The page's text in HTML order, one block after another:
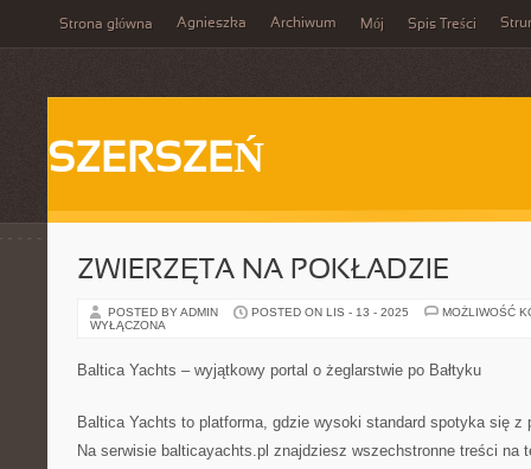
Strona główna Agnieszka Archiwum Mój Spis Treści
SZERSZEŃ
ZWIERZĘTA NA POKŁADZIE
POSTED BY ADMIN POSTED ON LIS - 13 - 2025
MOŻLIWOŚĆ
WYŁĄCZONA
Baltica Yachts – wyjątkowy portal o żeglarstwie po Bałtyku
Baltica Yachts to platforma, gdzie wysoki standard spotyka się z
Na serwisie balticayachts.pl znajdziesz wszechstronne treści na